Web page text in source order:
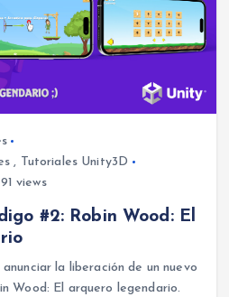
, Tutoriales Unity3D
views
#2: Robin Wood: El
la liberación de un nuevo
Wood: El arquero legendario.